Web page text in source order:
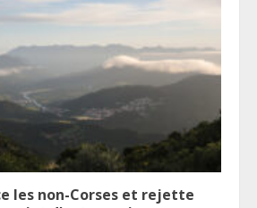
les non-Corses et rejette